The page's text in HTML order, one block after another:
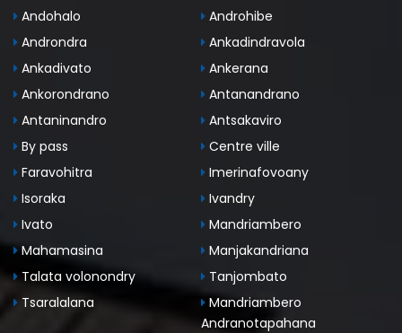
Andohalo
Androhibe
Androndra
Ankadindravola
Ankadivato
Ankerana
Ankorondrano
Antanandrano
Antaninandro
Antsakaviro
By pass
Centre ville
Faravohitra
Imerinafovoany
Isoraka
Ivandry
Ivato
Mandriambero
Mahamasina
Manjakandriana
Talata volonondry
Tanjombato
Tsaralalana
Mandriambero
Andranotapahana